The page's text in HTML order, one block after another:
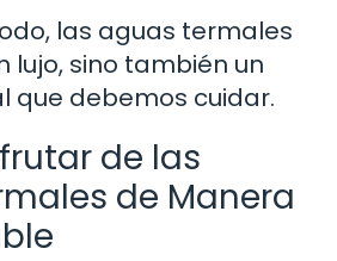
las aguas termales
lujo, sino también un
que debemos cuidar.
de las
de Manera